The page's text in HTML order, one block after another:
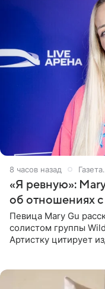
8 часов назад
«Я ревную»:
об отношениях
Певица Mary Gu
солистом группы
Артистку цитирует